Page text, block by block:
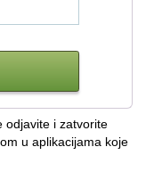
odjavite i zatvorite
u aplikacijama koje